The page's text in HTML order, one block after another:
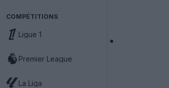
COMPÉTITIONS
Ligue 1
Premier League
La Liga